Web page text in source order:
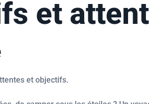
et
et objectifs.